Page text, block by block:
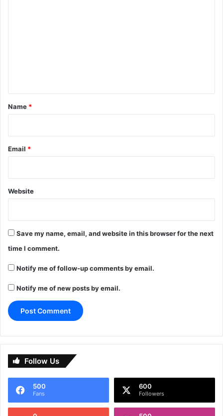
*
Name *
Email *
Website
Save my name, email, and website in this browser for the next
time I comment.
Notify me of follow-up comments by email.
Notify me of new posts by email.
Follow Us
500
Fans
600
Followers